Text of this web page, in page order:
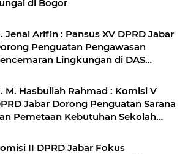
di Bogor
Jenal Arifin : Pansus XV DPRD Jabar
Penguatan Pengawasan
Lingkungan di DAS
M. Hasbullah Rahmad : Komisi V
Jabar Dorong Penguatan Sarana
Pemetaan Kebutuhan Sekolah
II DPRD Jabar Fokus